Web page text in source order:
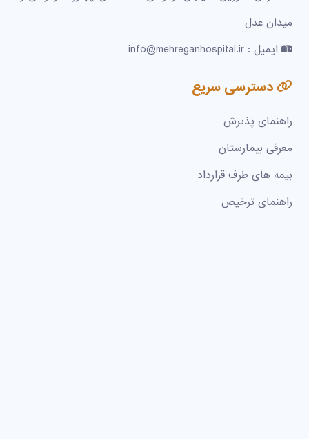
میدان عدل
ایمیل : info@mehreganhospital.ir
دسترسی سریع
راهنمای پذیرش
معرفی بیمارستان
بیمه های طرف قرارداد
راهنمای ترخیص